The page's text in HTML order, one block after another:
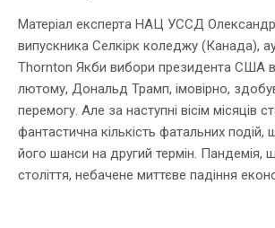
Матеріал експерта НАЦ УССД
випускника Селкірк коледжу (Канада),
Thornton Якби вибори президента США
лютому, Дональд Трамп, імовірно,
перемогу. Але за наступні вісім місяців
фантастична кількість фатальних
його шанси на другий термін. Пандемія,
століття, небачене миттєве падіння